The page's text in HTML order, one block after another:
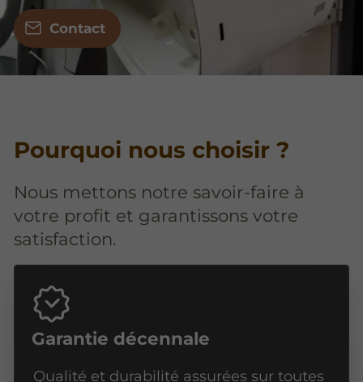
Contact
Pourquoi nous choisir ?
Nous mettons notre savoir-faire à
votre profit et garantissons votre
satisfaction.
Garantie décennale
Qualité et durabilité assurées sur toutes